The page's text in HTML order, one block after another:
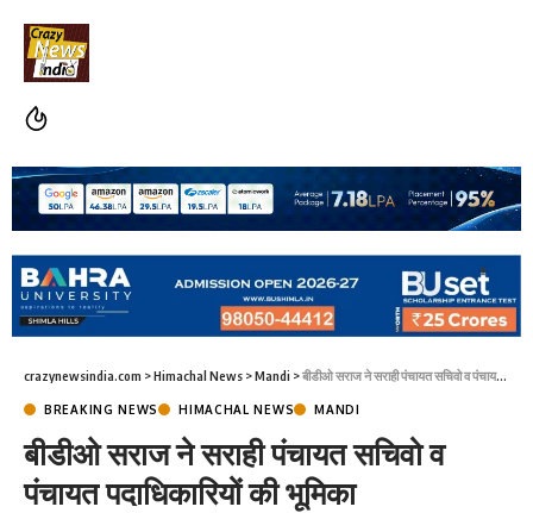
crazynewsindia.com >Himachal News >Mandi >बीडीओ सराज ने सराही पंचायत सचिवो व पंचायत पदाधिकारियों की भूमिका
BREAKING NEWS HIMACHAL NEWS MANDI
बीडीओ सराज ने सराही पंचायत सचिवो व
पंचायत पदाधिकारियों की भूमिका